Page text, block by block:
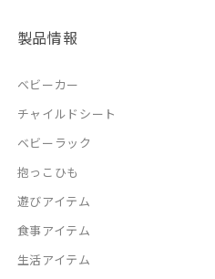
製品情報
ベビーカー
チャイルドシート
ベビーラック
抱っこひも
遊びアイテム
食事アイテム
生活アイテム